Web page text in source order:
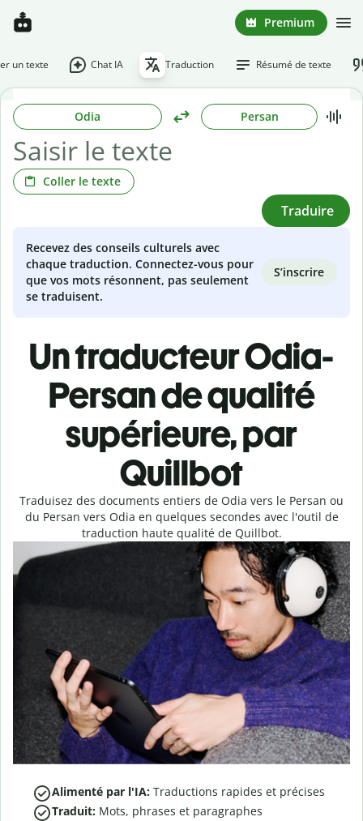
Premium
un texte Chat IA Traduction Résumé de texte
Odia Persan
Coller le texte
Traduire
Recevez des conseils culturels avec
chaque traduction. Connectez-vous pour
que vos mots résonnent, pas seulement
se traduisent.
S’inscrire
Un traducteur Odia-
Persan de qualité
supérieure, par
Quillbot
Traduisez des documents entiers de Odia vers le Persan ou
du Persan vers Odia en quelques secondes avec l'outil de
traduction haute qualité de Quillbot.
Alimenté par l'IA: Traductions rapides et précises
Traduit: Mots, phrases et paragraphes